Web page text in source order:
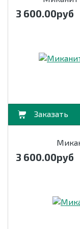
3 600.00руб
3 600.00руб